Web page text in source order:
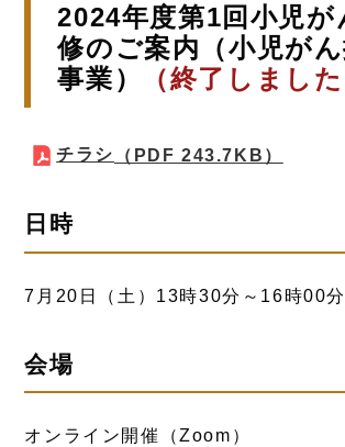
2024年度第1回小児が
修のご案内（小児が
事業）
（終了しました
チラシ （PDF 243.7KB）
日時
7月20日（土）13時30分～16時00分
会場
オンライン開催（Zoom）